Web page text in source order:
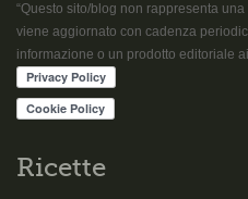
“Questo sito/blog non rappresenta
viene aggiornato con cadenza
informazione o un prodotto editoriale
Ricette